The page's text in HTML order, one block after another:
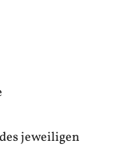
jeweiligen